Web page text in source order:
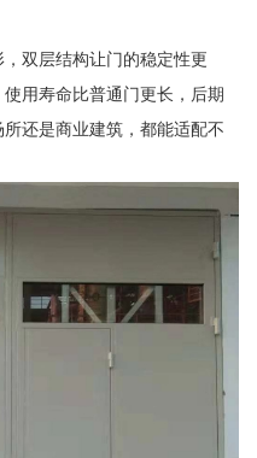
双层结构让门的稳定性更
用寿命比普通门更长，后期
还是商业建筑，都能适配不